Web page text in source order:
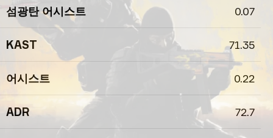
섬광탄 어시스트 0.07
KAST 71.35
어시스트 0.22
ADR 72.7